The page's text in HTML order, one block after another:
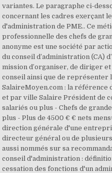
variantes. Le paragraphe ci-
concernant les cadres exerçant
d'administration de PME.. Ce
professionnelle des chefs de
anonyme est une société par
du conseil d’administration (CA)
mission d’organiser, de diriger
conseil ainsi que de représenter
SalaireMoyen.com : la référence
et par ville Salaire Président de
salariés ou plus - Chefs de
plus - Plus de 4500 € € nets
direction générale d'une
directeur général ou de
aussi nommés sur sa
conseil d'administration :
cessation des fonctions d'un